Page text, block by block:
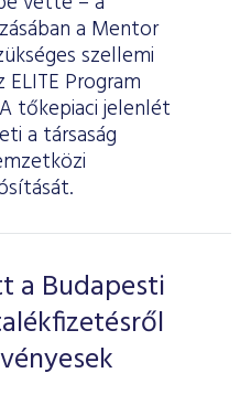
a Mentor
szellemi
Program
tőkepiaci jelenlét
a társaság
a Budapesti